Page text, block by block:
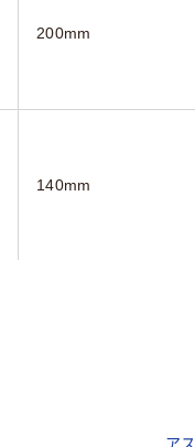
200mm
140mm